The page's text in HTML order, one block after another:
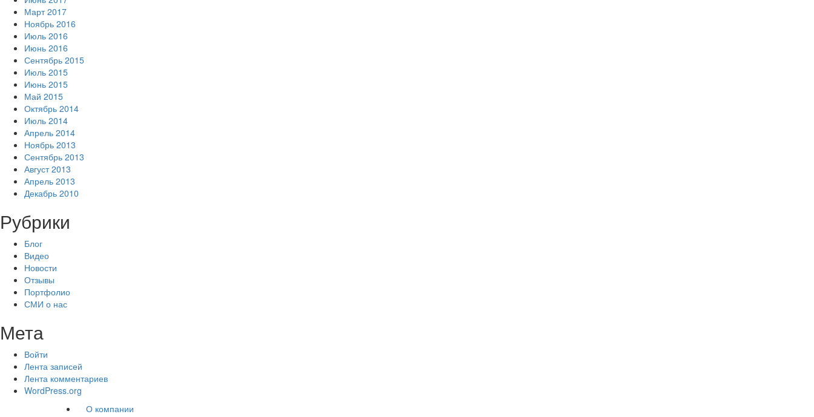
Март 2017
Ноябрь 2016
Июль 2016
Июнь 2016
Сентябрь 2015
Июль 2015
Июнь 2015
Май 2015
Октябрь 2014
Июль 2014
Апрель 2014
Ноябрь 2013
Сентябрь 2013
Август 2013
Апрель 2013
Декабрь 2010
Рубрики
Блог
Видео
Новости
Отзывы
Портфолио
СМИ о нас
Мета
Войти
Лента записей
Лента комментариев
WordPress.org
О компании